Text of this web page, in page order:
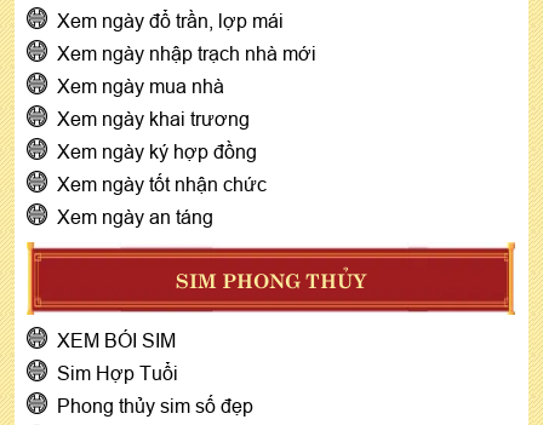
Xem ngày đổ trần, lợp mái
Xem ngày nhập trạch nhà mới
Xem ngày mua nhà
Xem ngày khai trương
Xem ngày ký hợp đồng
Xem ngày tốt nhận chức
Xem ngày an táng
SIM PHONG THỦY
XEM BÓI SIM
Sim Hợp Tuổi
Phong thủy sim số đẹp